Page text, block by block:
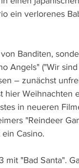
ein verlorenes
Banditen,
Angels" ("Wir
– zunächst
hier Weihnachten
in neueren
"Reindeer
Casino.
mit "Bad Santa".